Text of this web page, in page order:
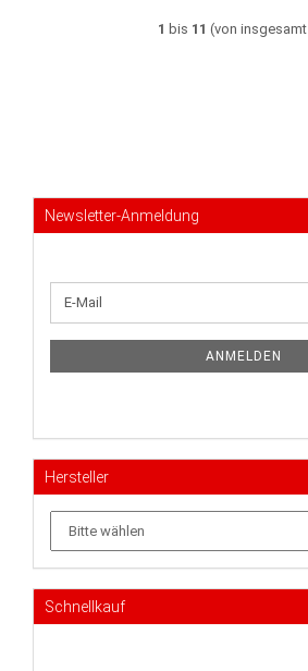
1 bis 11 (von insgesamt
Newsletter-Anmeldung
ZUR
NEWSLETTER-
E-
Mail
ANMELDEN
Hersteller
Schnellkauf